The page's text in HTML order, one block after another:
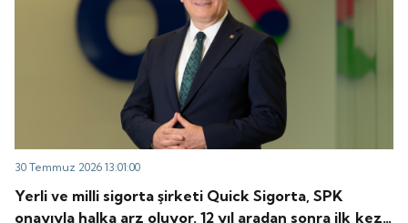
30 Temmuz 2026 13:01:00
Yerli ve milli sigorta şirketi Quick Sigorta, SPK
onayıyla halka arz oluyor. 12 yıl aradan sonra ilk kez